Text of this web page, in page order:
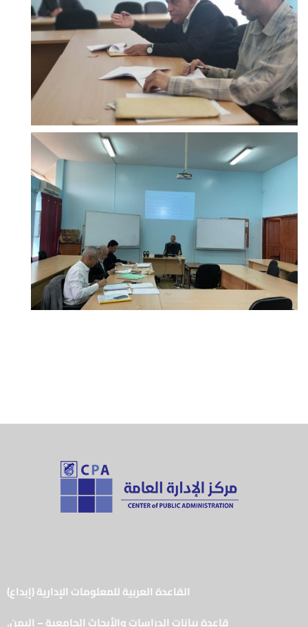
القاعدة العربية للمعلومات الإدارية (إبداع)
قاعدة بيانات الدراسات والأبحاث الجامعية – اليمن.